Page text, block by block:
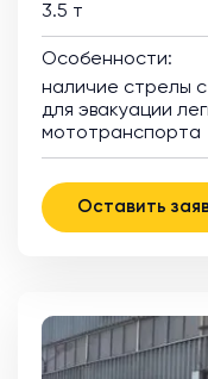
3.5 т
Особенности:
наличие стрелы
для эвакуации
мототранспорта
Оставить